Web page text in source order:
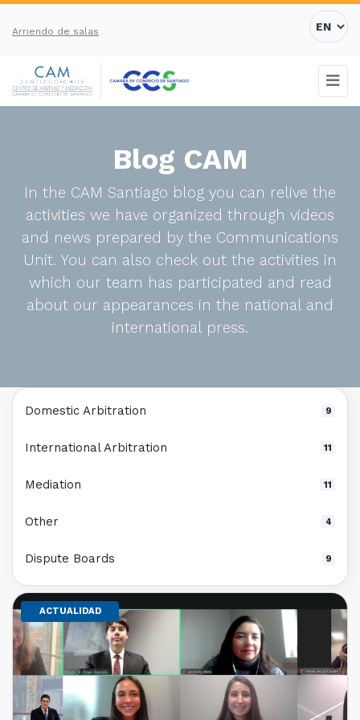
Arriendo de salas
Blog CAM
In the CAM Santiago blog you can relive the
activities we have organized through videos
and news prepared by the Communications
Unit. You can also check out the activities in
which our team has participated and read
about our appearances in the national and
international press.
ACTUALIDAD
Domestic Arbitration 9
International Arbitration 11
Mediation 11
Other 4
Dispute Boards 9